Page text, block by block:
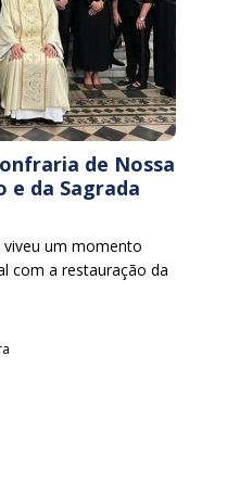
de Nossa
e da Sagrada
viveu um momento
com a restauração da